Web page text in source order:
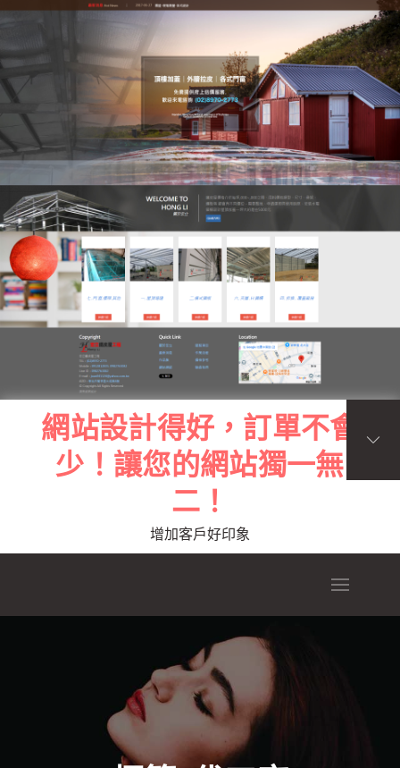
Skip
to
content
網站設計得好，訂單不會
少！讓您的網站獨一無
二！
增加客戶好印象